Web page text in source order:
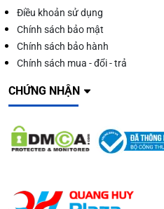
Điều khoản sử dụng
Chính sách bảo mật
Chính sách bảo hành
Chính sách mua - đổi - trả
CHỨNG NHẬN